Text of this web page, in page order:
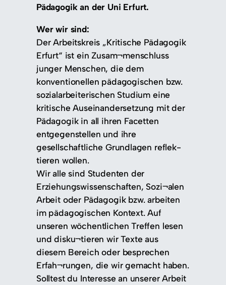
Pädagogik an der Uni Erfurt.
Wer wir sind:
Der Arbeitskreis „Kritische Pädagogik
Erfurt“ ist ein Zusam¬menschluss
junger Menschen, die dem
konventionellen pädagogischen bzw.
sozialarbeiterischen Studium eine
kritische Auseinandersetzung mit der
Pädagogik in all ihren Facetten
entgegenstellen und ihre
gesellschaftliche Grundlagen reflek-
tieren wollen.
Wir alle sind Studenten der
Erziehungswissenschaften, Sozi¬alen
Arbeit oder Pädagogik bzw. arbeiten
im pädagogischen Kontext. Auf
unseren wöchentlichen Treffen lesen
und disku¬tieren wir Texte aus
diesem Bereich oder besprechen
Erfah¬rungen, die wir gemacht haben.
Solltest du Interesse an unserer Arbeit